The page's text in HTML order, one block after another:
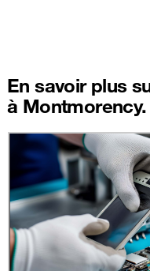
En savoir plus
à Montmorency.